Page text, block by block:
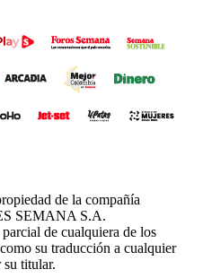
de la compañía
SEMANA S.A.
de cualquiera de los
su traducción a cualquier
titular.